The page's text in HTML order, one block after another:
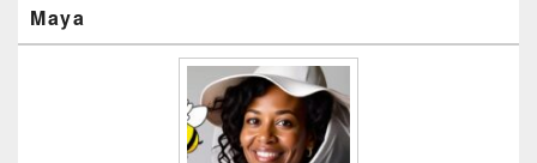
principale
de
Maya